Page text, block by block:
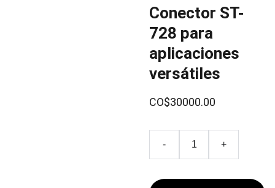
Conector ST-
728 para
aplicaciones
versátiles
CO$30000.00
- +